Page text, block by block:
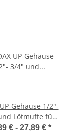
Gehäuse 1/2"-
Lötmuffe für
€ - 27,89 € *